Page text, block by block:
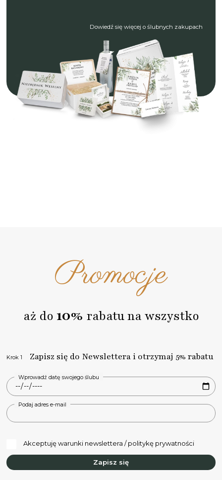
Dowiedź się więcej o ślubnych zakupach
Promocje
aż do 10% rabatu na wszystko
Krok 1 Zapisz się do Newslettera i otrzymaj 5% rabatu
Wprowadź datę swojego ślubu
Podaj adres e-mail
Akceptuję warunki newslettera / politykę prywatności
Zapisz się